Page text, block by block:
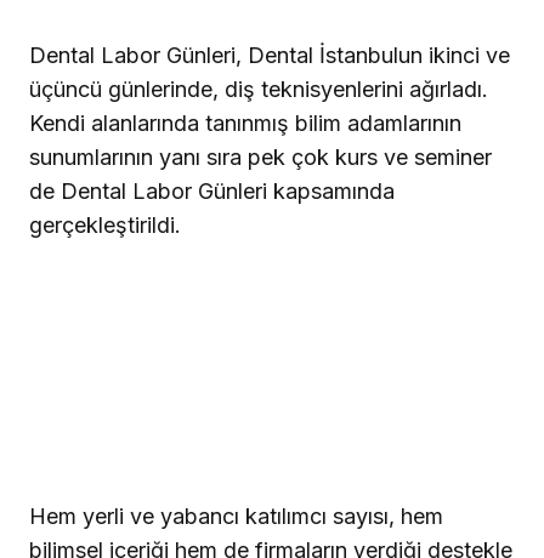
Dental Labor Günleri, Dental İstanbulun ikinci ve
üçüncü günlerinde, diş teknisyenlerini ağırladı.
Kendi alanlarında tanınmış bilim adamlarının
sunumlarının yanı sıra pek çok kurs ve seminer
de Dental Labor Günleri kapsamında
gerçekleştirildi.
Hem yerli ve yabancı katılımcı sayısı, hem
bilimsel içeriği hem de firmaların verdiği destekle